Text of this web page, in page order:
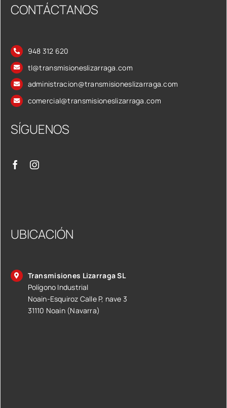
CONTÁCTANOS
948 312 620
tl@transmisioneslizarraga.com
administracion@transmisioneslizarraga.com
comercial@transmisioneslizarraga.com
SÍGUENOS
UBICACIÓN
Transmisiones Lizarraga SL
Polígono Industrial
Noain-Esquiroz Calle P, nave 3
31110 Noain (Navarra)